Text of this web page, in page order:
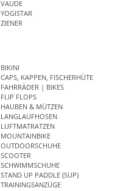
VAUDE
YOGISTAR
ZIENER
BIKINI
CAPS, KAPPEN, FISCHERHÜTE
FAHRRÄDER | BIKES
FLIP FLOPS
HAUBEN & MÜTZEN
LANGLAUFHOSEN
LUFTMATRATZEN
MOUNTAINBIKE
OUTDOORSCHUHE
SCOOTER
SCHWIMMSCHUHE
STAND UP PADDLE (SUP)
TRAININGSANZÜGE